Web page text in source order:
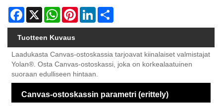
Facebook
X WhatsAppPinterestLinkedIn
Tuotteen Kuvaus
Laadukasta Canvas-ostoskassia tarjoavat kiinalaiset valmistajat
Yolan®. Osta Canvas-ostoskassi, joka on korkealaatuinen
suoraan edulliseen hintaan.
Canvas-ostoskassin parametri (erittely)